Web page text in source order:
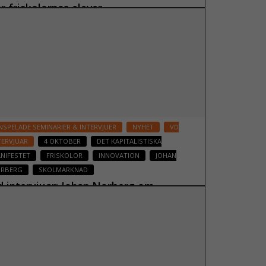
friskolornas elever
SEMINARIER & INTERVJUER NYHET
VD
4 OKTOBER
DET KAPITALISTISKA
FRISKOLOR INNOVATION
JOHAN
SKOLMARKNAD
intervjuar: Johan Norberg om